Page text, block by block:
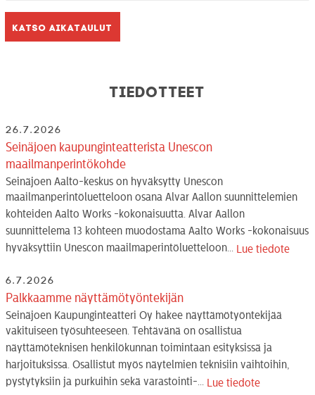
Katso aikataulut
Tiedotteet
26.7.2026
Seinäjoen kaupunginteatterista Unescon
maailmanperintökohde
Seinäjoen Aalto-keskus on hyväksytty Unescon
maailmanperintöluetteloon osana Alvar Aallon suunnittelemien
kohteiden Aalto Works -kokonaisuutta. Alvar Aallon
suunnittelema 13 kohteen muodostama Aalto Works -kokonaisuus
hyväksyttiin Unescon maailmaperintöluetteloon...
Lue tiedote
6.7.2026
Palkkaamme näyttämötyöntekijän
Seinäjoen Kaupunginteatteri Oy hakee näyttämötyöntekijää
vakituiseen työsuhteeseen. Tehtävänä on osallistua
näyttämöteknisen henkilökunnan toimintaan esityksissä ja
harjoituksissa. Osallistut myös näytelmien teknisiin vaihtoihin,
pystytyksiin ja purkuihin sekä varastointi-...
Lue tiedote